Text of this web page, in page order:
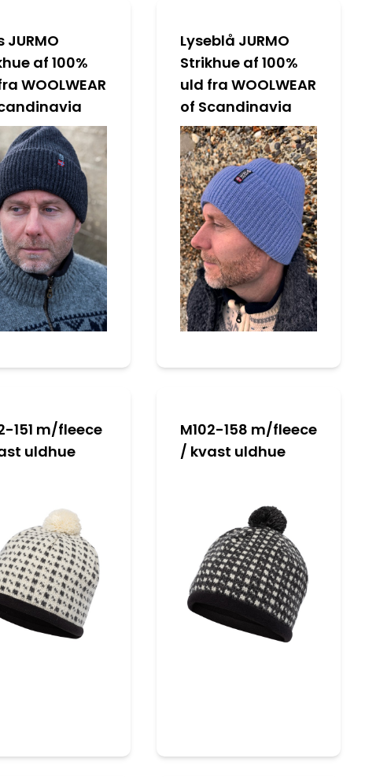
JURMO
af 100%
WOOLWEAR
Lyseblå JURMO
Strikhue af 100%
uld fra WOOLWEAR
of Scandinavia
151 m/fleece
uldhue
M102-158 m/fleece
/ kvast uldhue